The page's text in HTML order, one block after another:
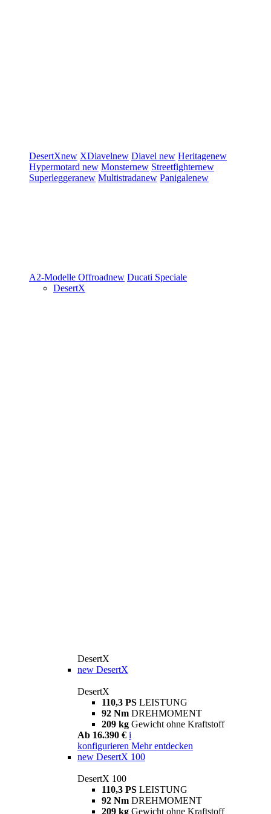
DesertXnew XDiavelnew Diavel new Heritagenew
Hypermotard new Monsternew Streetfighternew
Superleggeranew Multistradanew Panigalenew
A2-Modelle Offroadnew Ducati Speciale
DesertX
DesertX
new DesertX
DesertX
110,3 PS LEISTUNG
92 Nm DREHMOMENT
209 kg Gewicht ohne Kraftstoff
Ab 16.390 € i
konfigurieren Mehr entdecken
new DesertX 100
DesertX 100
110,3 PS LEISTUNG
92 Nm DREHMOMENT
209 kg Gewicht ohne Kraftstoff